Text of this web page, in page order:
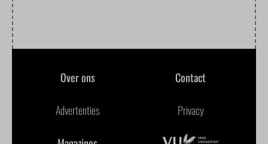
Over ons Contact
Advertenties Privacy